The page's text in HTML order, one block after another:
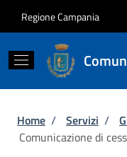
Regione Campania
Briciole di
Home / Servizi /
Comunicazione di